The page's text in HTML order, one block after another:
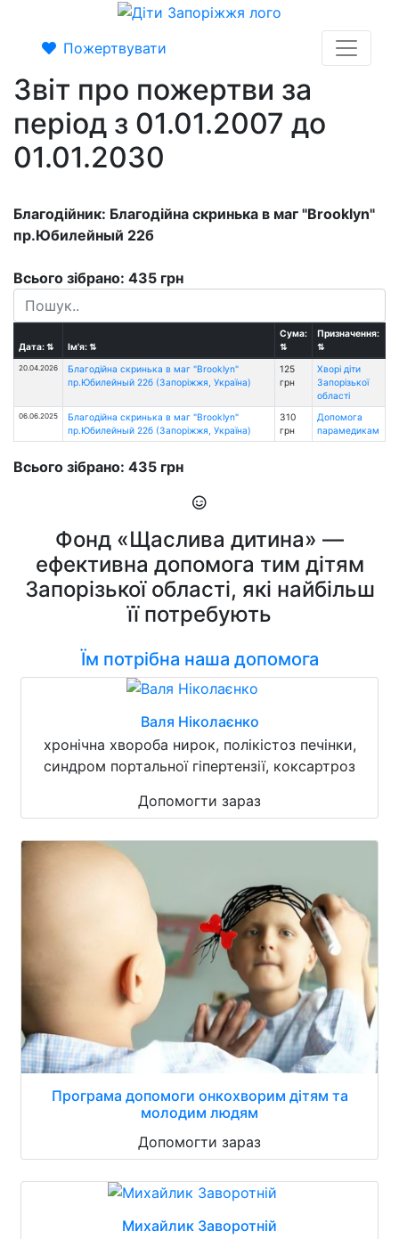
Пожертвувати
Звіт про пожертви за
період з 01.01.2007 до
01.01.2030
Благодійник: Благодійна скринька в маг "Brooklyn"
пр.Юбилейный 22б
Всього зібрано: 435 грн
Дата:⇅ Ім'я:⇅
Сума:
⇅
Призначення:
⇅
20.04.2026
Благодійна скринька в маг "Brooklyn"
пр.Юбилейный 22б (Запоріжжя, Україна)
125
грн
Хворі діти
Запорізької
області
06.06.2025
Благодійна скринька в маг "Brooklyn"
пр.Юбилейный 22б (Запоріжжя, Україна)
310
грн
Допомога
парамедикам
Всього зібрано: 435 грн
Фонд «Щаслива дитина» —
ефективна допомога тим дітям
Запорізької області, які найбільш
її потребують
Їм потрібна наша допомога
Валя Ніколаєнко
хронічна хвороба нирок, полікістоз печінки,
синдром портальної гіпертензії, коксартроз
Допомогти зараз
Програма допомоги онкохворим дітям та
молодим людям
Допомогти зараз
Михайлик Заворотній